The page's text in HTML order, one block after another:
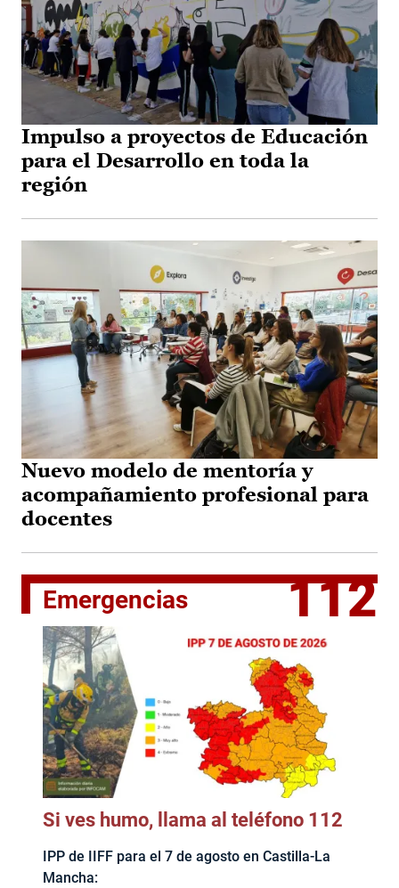
Impulso a proyectos de Educación
para el Desarrollo en toda la
región
Nuevo modelo de mentoría y
acompañamiento profesional para
docentes
Emergencias 112
Si ves humo, llama al teléfono 112
IPP de IIFF para el 7 de agosto en Castilla-La
Mancha: